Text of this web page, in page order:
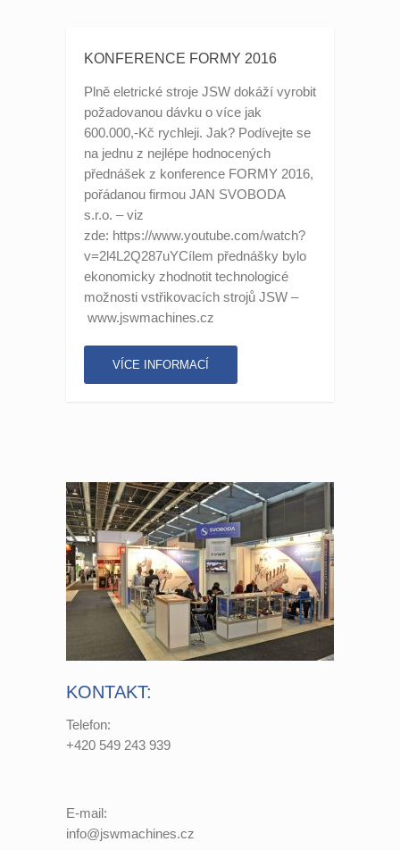
KONFERENCE FORMY 2016
Plně eletrické stroje JSW dokáží vyrobit
požadovanou dávku o více jak
600.000,-Kč rychleji. Jak? Podívejte se
na jednu z nejlépe hodnocených
přednášek z konference FORMY 2016,
pořádanou firmou JAN SVOBODA
s.r.o. – viz
zde: https://www.youtube.com/watch?
v=2l4L2Q287uYCílem přednášky bylo
ekonomicky zhodnotit technologicé
možnosti vstřikovacích strojů JSW –
www.jswmachines.cz
VÍCE INFORMACÍ
KONTAKT:
Telefon:
+420 549 243 939
E-mail:
info@jswmachines.cz